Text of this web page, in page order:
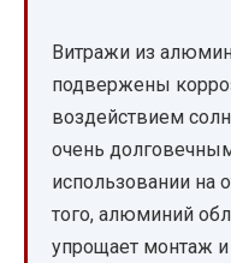
Витражи из
подвержены
воздействием
очень
использовании на
того, алюминий
упрощает монтаж и